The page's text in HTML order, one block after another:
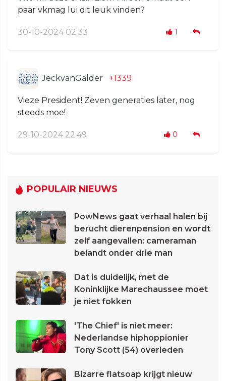
paar vkmag lui dit leuk vinden?
30-10-2024 02:33 1
JeckvanGalder +1339
Vieze President! Zeven generaties later, nog
steeds moe!
29-10-2024 22:49 0
POPULAIR NIEUWS
PowNews gaat verhaal halen bij
berucht dierenpension en wordt
zelf aangevallen: cameraman
belandt onder drie man
Dat is duidelijk, met de
Koninklijke Marechaussee moet
je niet fokken
'The Chief' is niet meer:
Nederlandse hiphoppionier
Tony Scott (54) overleden
Bizarre flatsoap krijgt nieuw